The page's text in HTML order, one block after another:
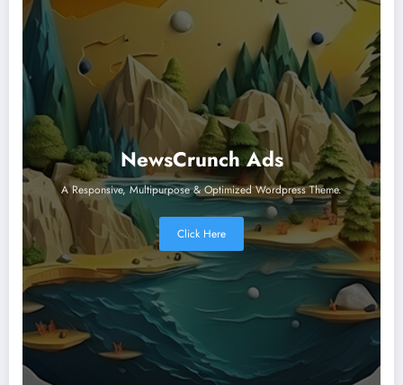
NewsCrunch Ads
A Responsive, Multipurpose & Optimized Wordpress Theme.
Click Here